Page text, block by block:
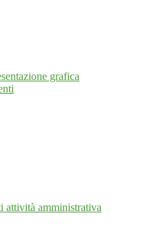
grafica
attività amministrativa